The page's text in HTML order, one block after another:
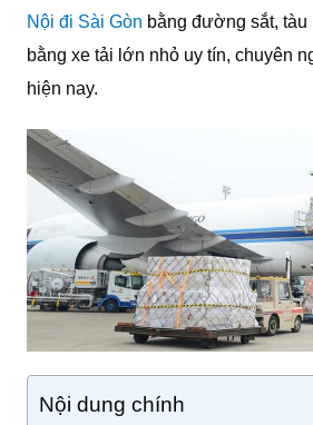
Nội đi Sài Gòn bằng đường sắt, tàu
bằng xe tải lớn nhỏ uy tín, chuyên
hiện nay.
Nội dung chính